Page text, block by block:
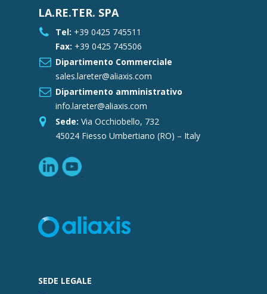
LA.RE.TER. SPA
Tel: +39 0425 745511
Fax: +39 0425 745506
Dipartimento Commerciale
sales.lareter@aliaxis.com
Dipartimento amministrativo
info.lareter@aliaxis.com
Sede: Via Occhiobello, 732
45024 Fiesso Umbertiano (RO) – Italy
SEDE LEGALE